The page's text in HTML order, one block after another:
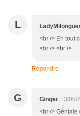
L
<br /> En tout
<br /> <br />
Répondre
G Ginger 13/05/
<br /> Géniale